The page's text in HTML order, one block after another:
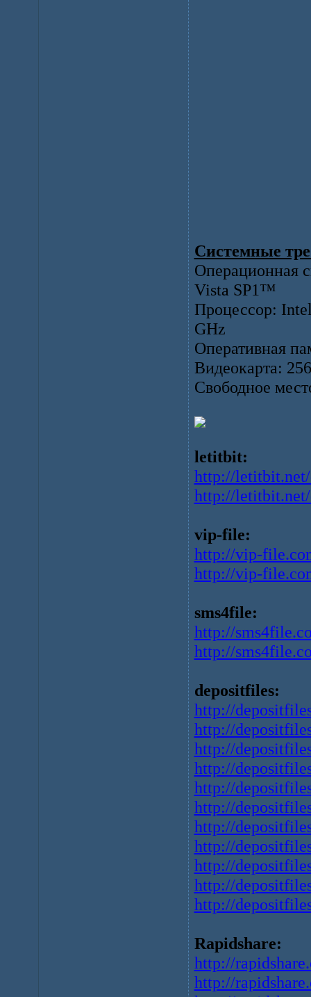
Системные
Операционная
Vista SP1™
Процессор:
GHz
Оперативная
Видеокарта:
Свободное
letitbit:
http://
http://letitbit.net/
vip-file:
http://vip-
http://vip-
sms4file:
http://
http://
depositfiles:
http://
http://
http://
http://
http://
http://
http://
http://
http://
http://
http://
Rapidshare:
http://
http://